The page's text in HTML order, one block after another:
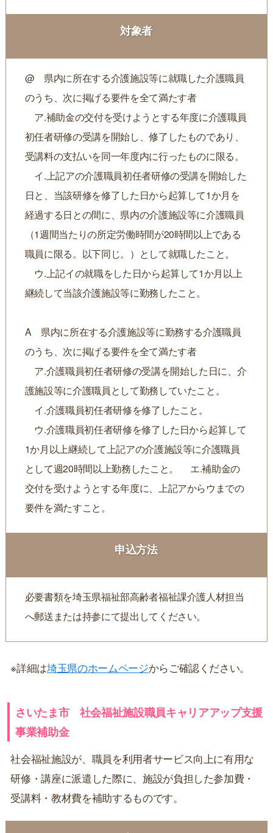
対象者
@ 県内に所在する介護施設等に就職した介護職員
のうち、次に掲げる要件を全て満たす者
ア.補助金の交付を受けようとする年度に介護職員
初任者研修の受講を開始し、修了したものであり、
受講料の支払いを同一年度内に行ったものに限る。
イ.上記アの介護職員初任者研修の受講を開始した
日と、当該研修を修了した日から起算して1か月を
経過する日との間に、県内の介護施設等に介護職員
（1週間当たりの所定労働時間が20時間以上である
職員に限る。以下同じ。）として就職したこと。
ウ.上記イの就職をした日から起算して1か月以上
継続して当該介護施設等に勤務したこと。
A 県内に所在する介護施設等に勤務する介護職員
のうち、次に掲げる要件を全て満たす者
ア.介護職員初任者研修の受講を開始した日に、介
護施設等に介護職員として勤務していたこと。
イ.介護職員初任者研修を修了したこと。
ウ.介護職員初任者研修を修了した日から起算して
1か月以上継続して上記アの介護施設等に介護職員
として週20時間以上勤務したこと。 エ.補助金の
交付を受けようとする年度に、上記アからウまでの
要件を満たすこと。
申込方法
必要書類を埼玉県福祉部高齢者福祉課介護人材担当
へ郵送または持参にて提出してください。
※詳細は埼玉県のホームページからご確認ください。
さいたま市 社会福祉施設職員キャリアアップ支援
事業補助金
社会福祉施設が、職員を利用者サービス向上に有用な
研修・講座に派遣した際に、施設が負担した参加費・
受講料・教材費を補助するものです。